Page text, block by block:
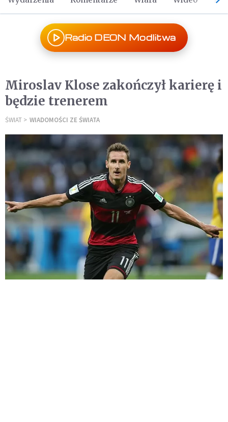
Radio DEON Modlitwa
Miroslav Klose zakończył karierę i
będzie trenerem
ŚWIAT WIADOMOŚCI ZE ŚWIATA